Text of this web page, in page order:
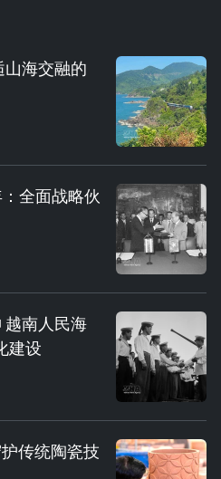
山海交融的
全面战略伙
越南人民海
建设
传统陶瓷技